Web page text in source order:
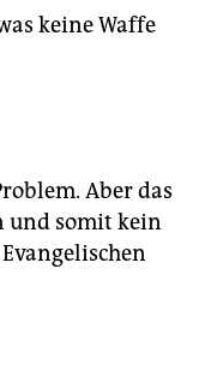
keine Waffe
Aber das
und somit kein